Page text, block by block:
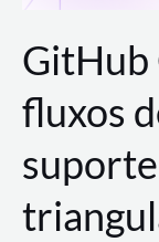
GitHub
fluxos